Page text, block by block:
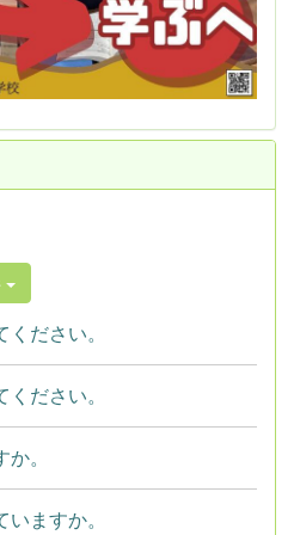
ださい。
ださい。
。
ますか。